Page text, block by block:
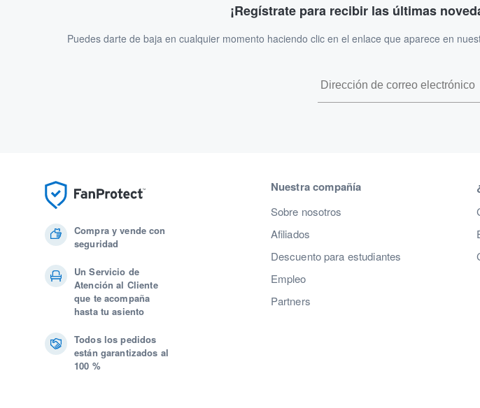
¡Regístrate para recibir las últimas
Puedes darte de baja en cualquier momento haciendo clic en el enlace que aparece en
Compra y vende con
seguridad
Un Servicio de
Atención al Cliente
que te acompaña
hasta tu asiento
Todos los pedidos
están garantizados al
100 %
Nuestra compañía
Sobre nosotros
Afiliados
Descuento para estudiantes
Empleo
Partners